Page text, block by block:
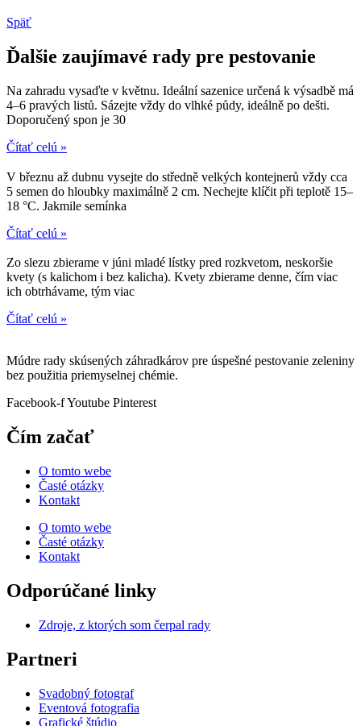
Späť
Ďalšie zaujímavé rady pre pestovanie
Na zahradu vysaďte v květnu. Ideální sazenice určená k výsadbě má
4–6 pravých listů. Sázejte vždy do vlhké půdy, ideálně po dešti.
Doporučený spon je 30
Čítať celú »
V březnu až dubnu vysejte do středně velkých kontejnerů vždy cca
5 semen do hloubky maximálně 2 cm. Nechejte klíčit při teplotě 15–
18 °C. Jakmile semínka
Čítať celú »
Zo slezu zbierame v júni mladé lístky pred rozkvetom, neskoršie
kvety (s kalichom i bez kalicha). Kvety zbierame denne, čím viac
ich obtrhávame, tým viac
Čítať celú »
Múdre rady skúsených záhradkárov pre úspešné pestovanie zeleniny
bez použitia priemyselnej chémie.
Facebook-fYoutube Pinterest
Čím začať
O tomto webe
Časté otázky
Kontakt
O tomto webe
Časté otázky
Kontakt
Odporúčané linky
Zdroje, z ktorých som čerpal rady
Partneri
Svadobný fotograf
Eventová fotografia
Grafické štúdio